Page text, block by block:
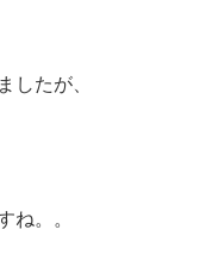
したが、
ね。。